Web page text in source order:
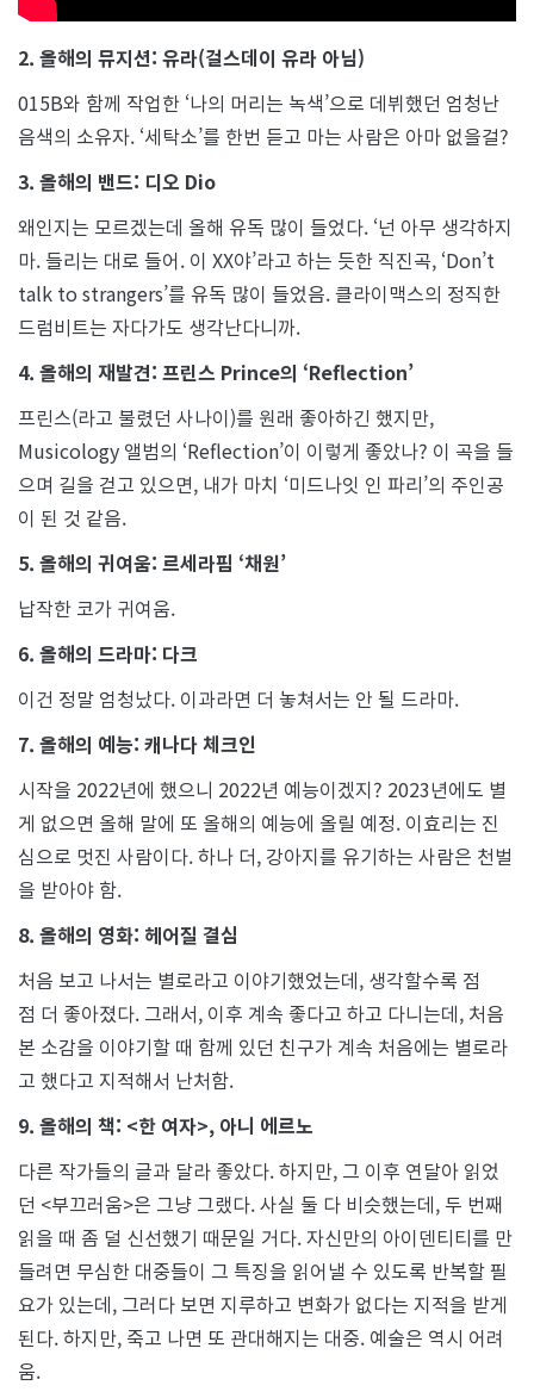
2. 올해의 뮤지션: 유라(걸스데이 유라 아님)
015B와 함께 작업한 ‘나의 머리는 녹색’으로 데뷔했던 엄청난
음색의 소유자. ‘세탁소’를 한번 듣고 마는 사람은 아마 없을걸?
3. 올해의 밴드: 디오 Dio
왜인지는 모르겠는데 올해 유독 많이 들었다. ‘넌 아무 생각하지
마. 들리는 대로 들어. 이 XX야’라고 하는 듯한 직진곡, ‘Don’t
talk to strangers’를 유독 많이 들었음. 클라이맥스의 정직한
드럼비트는 자다가도 생각난다니까.
4. 올해의 재발견: 프린스 Prince의 ‘Reflection’
프린스(라고 불렸던 사나이)를 원래 좋아하긴 했지만,
Musicology 앨범의 ‘Reflection’이 이렇게 좋았나? 이 곡을 들
으며 길을 걷고 있으면, 내가 마치 ‘미드나잇 인 파리’의 주인공
이 된 것 같음.
5. 올해의 귀여움: 르세라핌 ‘채원’
납작한 코가 귀여움.
6. 올해의 드라마: 다크
이건 정말 엄청났다. 이과라면 더 놓쳐서는 안 될 드라마.
7. 올해의 예능: 캐나다 체크인
시작을 2022년에 했으니 2022년 예능이겠지? 2023년에도 별
게 없으면 올해 말에 또 올해의 예능에 올릴 예정. 이효리는 진
심으로 멋진 사람이다. 하나 더, 강아지를 유기하는 사람은 천벌
을 받아야 함.
8. 올해의 영화: 헤어질 결심
처음 보고 나서는 별로라고 이야기했었는데, 생각할수록 점
점 더 좋아졌다. 그래서, 이후 계속 좋다고 하고 다니는데, 처음
본 소감을 이야기할 때 함께 있던 친구가 계속 처음에는 별로라
고 했다고 지적해서 난처함.
9. 올해의 책: <한 여자>, 아니 에르노
다른 작가들의 글과 달라 좋았다. 하지만, 그 이후 연달아 읽었
던 <부끄러움>은 그냥 그랬다. 사실 둘 다 비슷했는데, 두 번째
읽을 때 좀 덜 신선했기 때문일 거다. 자신만의 아이덴티티를 만
들려면 무심한 대중들이 그 특징을 읽어낼 수 있도록 반복할 필
요가 있는데, 그러다 보면 지루하고 변화가 없다는 지적을 받게
된다. 하지만, 죽고 나면 또 관대해지는 대중. 예술은 역시 어려
움.